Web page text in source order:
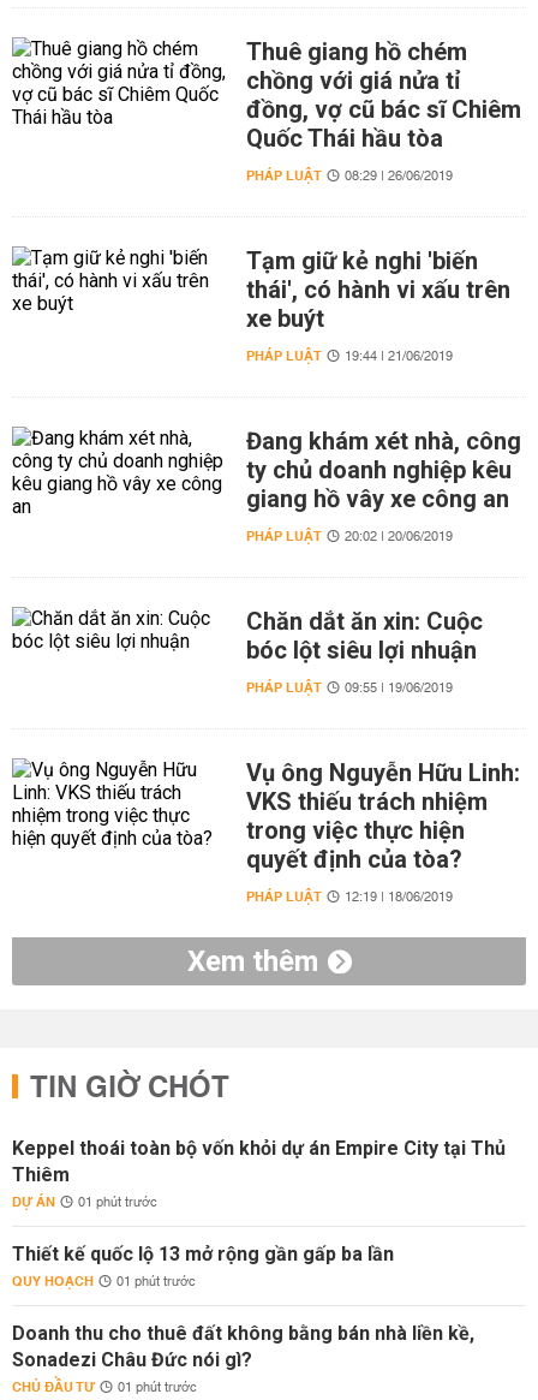
Thuê giang hồ chém
chồng với giá nửa tỉ
đồng, vợ cũ bác sĩ Chiêm
Quốc Thái hầu tòa
PHÁP LUẬT 08:29 | 26/06/2019
Tạm giữ kẻ nghi 'biến
thái', có hành vi xấu trên
xe buýt
PHÁP LUẬT 19:44 | 21/06/2019
Đang khám xét nhà, công
ty chủ doanh nghiệp kêu
giang hồ vây xe công an
PHÁP LUẬT 20:02 | 20/06/2019
Chăn dắt ăn xin: Cuộc
bóc lột siêu lợi nhuận
PHÁP LUẬT 09:55 | 19/06/2019
Vụ ông Nguyễn Hữu Linh:
VKS thiếu trách nhiệm
trong việc thực hiện
quyết định của tòa?
PHÁP LUẬT 12:19 | 18/06/2019
Xem thêm
TIN GIỜ CHÓT
Keppel thoái toàn bộ vốn khỏi dự án Empire City tại Thủ
Thiêm
DỰ ÁN 01 phút trước
Thiết kế quốc lộ 13 mở rộng gần gấp ba lần
QUY HOẠCH 01 phút trước
Doanh thu cho thuê đất không bằng bán nhà liền kề,
Sonadezi Châu Đức nói gì?
CHỦ ĐẦU TƯ 01 phút trước